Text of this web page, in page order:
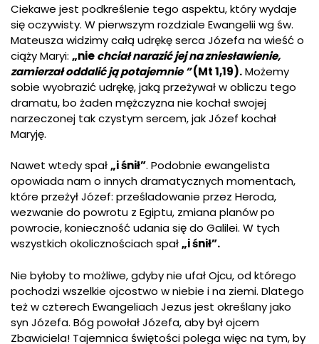
Ciekawe jest podkreślenie tego aspektu, który wydaje
się oczywisty. W pierwszym rozdziale Ewangelii wg św.
Mateusza widzimy całą udrękę serca Józefa na wieść o
ciąży Maryi: „niechciał narazić jej na zniesławienie,
zamierzał oddalić ją potajemnie ”(Mt 1,19).Możemy
sobie wyobrazić udrękę, jaką przeżywał w obliczu tego
dramatu, bo żaden mężczyzna nie kochał swojej
narzeczonej tak czystym sercem, jak Józef kochał
Maryję.
Nawet wtedy spał„i śnił”. Podobnie ewangelista
opowiada nam o innych dramatycznych momentach,
które przeżył Józef: prześladowanie przez Heroda,
wezwanie do powrotu z Egiptu, zmiana planów po
powrocie, konieczność udania się do Galilei. W tych
wszystkich okolicznościach spał„i śnił”.
Nie byłoby to możliwe, gdyby nie ufał Ojcu, od którego
pochodzi wszelkie ojcostwo w niebie i na ziemi. Dlatego
też w czterech Ewangeliach Jezus jest określany jako
syn Józefa. Bóg powołał Józefa, aby był ojcem
Zbawiciela! Tajemnica świętości polega więc na tym, by